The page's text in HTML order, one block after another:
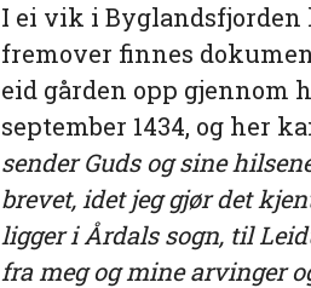
I ei vik i Byglandsfjorden
fremover finnes
eid gården opp gjennom
september 1434, og her
sender Guds og sine
brevet, idet jeg gjør det
ligger i Årdals sogn, til
fra meg og mine arvinger